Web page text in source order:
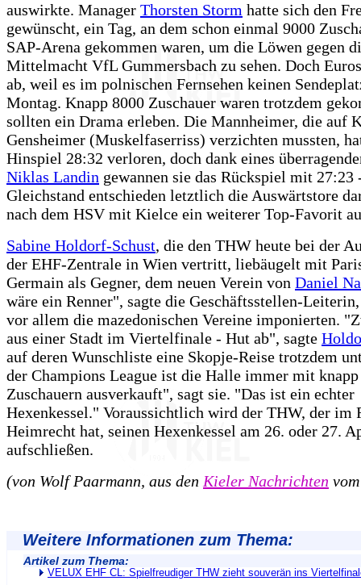
auswirkte. Manager Thorsten Storm hatte sich den
gewünscht, ein Tag, an dem schon einmal 9000
SAP-Arena gekommen waren, um die Löwen gegen
Mittelmacht VfL Gummersbach zu sehen. Doch
ab, weil es im polnischen Fernsehen keinen
Montag. Knapp 8000 Zuschauer waren trotzdem
sollten ein Drama erleben. Die Mannheimer, die auf
Gensheimer (Muskelfaserriss) verzichten mussten,
Hinspiel 28:32 verloren, doch dank eines
Niklas Landin gewannen sie das Rückspiel mit 27:23
Gleichstand entschieden letztlich die Auswärtstore
nach dem HSV mit Kielce ein weiterer Top-Favorit
Sabine Holdorf-Schust, die den THW heute bei der
der EHF-Zentrale in Wien vertritt, liebäugelt mit
Germain als Gegner, dem neuen Verein von Daniel
wäre ein Renner", sagte die Geschäftsstellen-
vor allem die mazedonischen Vereine imponierten.
aus einer Stadt im Viertelfinale - Hut ab", sagte
auf deren Wunschliste eine Skopje-Reise trotzdem
der Champions League ist die Halle immer mit
Zuschauern ausverkauft", sagt sie. "Das ist ein echter
Hexenkessel." Voraussichtlich wird der THW, der im
Heimrecht hat, seinen Hexenkessel am 26. oder 27.
aufschließen.
(von Wolf Paarmann, aus den Kieler Nachrichten
Weitere Informationen zum Thema:
Artikel zum Thema:
VELUX EHF CL: Spielfreudiger THW zieht souverän ins